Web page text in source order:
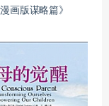
画版谋略篇》